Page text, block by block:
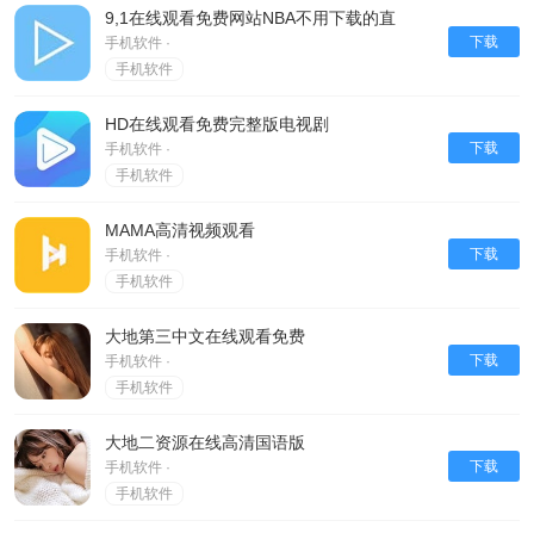
验、内容多样性还是社交功能的构建上，这款软件都展示了其巨大的潜力和广阔
的发展前景。期待在不久的将来，我们可以看到“伊甸直飞2027直达入口直达众
乐乐”的更多应用和影响。
9,1在线观看免费网站NBA不用下载的直
手机软件 ·
手机软件
下载
HD在线观看免费完整版电视剧
手机软件 ·
手机软件
下载
MAMA高清视频观看
手机软件 ·
手机软件
下载
大地第三中文在线观看免费
手机软件 ·
手机软件
下载
大地二资源在线高清国语版
手机软件 ·
手机软件
下载